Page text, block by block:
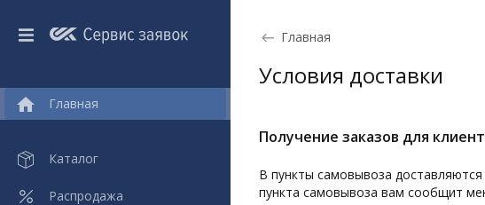
Главная
Каталог
Распродажа
Главная
Условия доставки
Получение заказов для
В пункты самовывоза
пункта самовывоза вам сообщит